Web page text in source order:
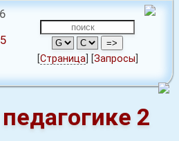
[Страница [Запросы
2